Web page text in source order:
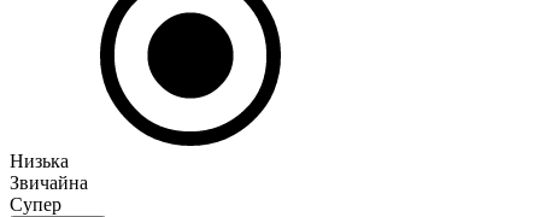
Низька
Звичайна
Супер